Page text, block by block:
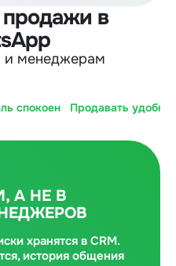
в
и менеджерам
спокоен Продавать удобно
А НЕ В
хранятся в CRM.
история общения